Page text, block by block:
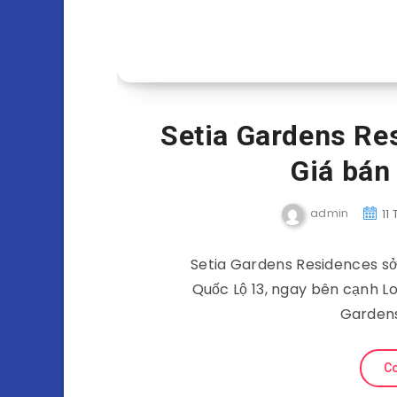
Setia Gardens
Giá
admin
Setia Gardens Residences
Quốc Lộ 13, ngay bên cạnh